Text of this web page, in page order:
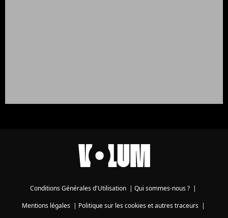
Conditions Générales d'Utilisation | Qui sommes-nous ? |
Mentions légales| Politique sur les cookies et autres traceurs|